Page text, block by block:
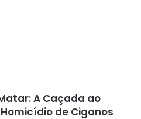
A Caçada ao
de Ciganos